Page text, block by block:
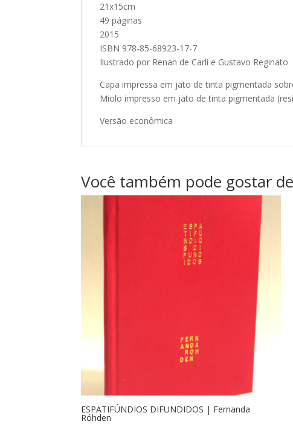
21x15cm
49 páginas
2015
ISBN 978-85-68923-17-7
Ilustrado por Renan de Carli e Gustavo Reginato
Capa impressa em jato de tinta pigmentada
Miolo impresso em jato de tinta pigmentada
Versão econômica
Você também pode gostar
ESPATIFÚNDIOS DIFUNDIDOS | Fernanda
Róhden